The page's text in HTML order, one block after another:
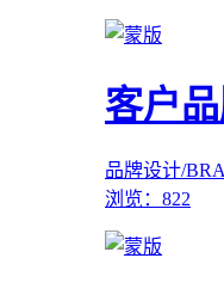
客户
品牌设计/
浏览：822